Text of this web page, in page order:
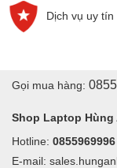
3. Kết nối kém:
phím kết nối với
bàn phím được
Windows
Dịch vụ uy tín
Gọi mua hàng:
Shop Laptop Hùng
Hotline: 0855969996
E-mail: